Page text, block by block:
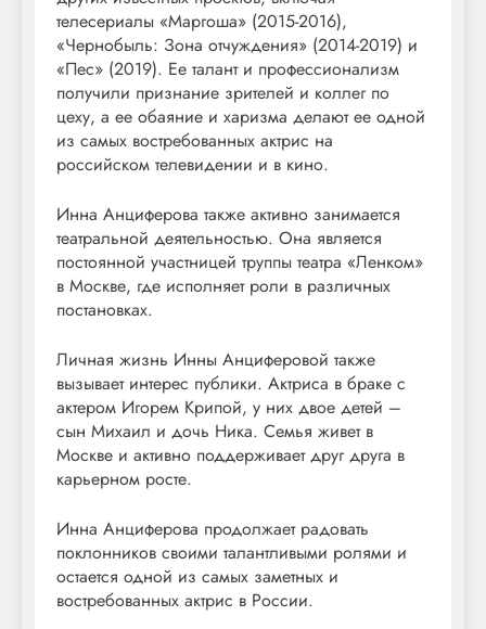
телесериалы «Маргоша» (2015-2016),
«Чернобыль: Зона отчуждения» (2014-2019) и
«Пес» (2019). Ее талант и профессионализм
получили признание зрителей и коллег по
цеху, а ее обаяние и харизма делают ее одной
из самых востребованных актрис на
российском телевидении и в кино.
Инна Анциферова также активно занимается
театральной деятельностью. Она является
постоянной участницей труппы театра «Ленком»
в Москве, где исполняет роли в различных
постановках.
Личная жизнь Инны Анциферовой также
вызывает интерес публики. Актриса в браке с
актером Игорем Крипой, у них двое детей –
сын Михаил и дочь Ника. Семья живет в
Москве и активно поддерживает друг друга в
карьерном росте.
Инна Анциферова продолжает радовать
поклонников своими талантливыми ролями и
остается одной из самых заметных и
востребованных актрис в России.